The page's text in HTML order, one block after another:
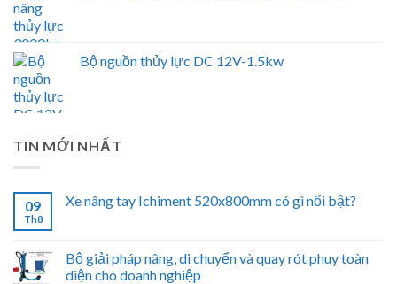
Bộ nguồn thủy lực DC 12V-1.5kw
TIN MỚI NHẤT
09
Th8
Xe nâng tay Ichiment 520x800mm có gì nổi bật?
Bộ giải pháp nâng, di chuyển và quay rót phuy toàn
diện cho doanh nghiệp